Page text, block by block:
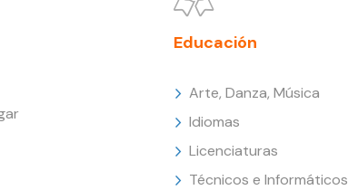
Educación
Arte, Danza, Música
Idiomas
Licenciaturas
Técnicos e Informáticos